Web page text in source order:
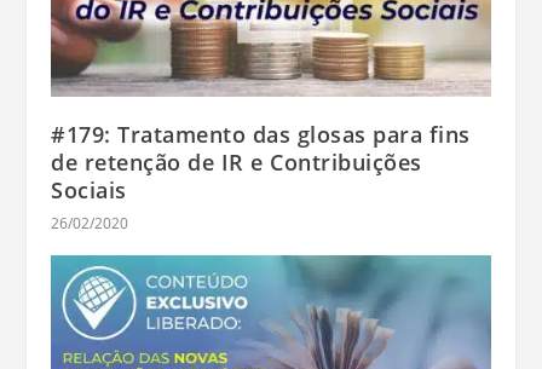
#179: Tratamento das glosas para fins
de retenção de IR e Contribuições
Sociais
26/02/2020